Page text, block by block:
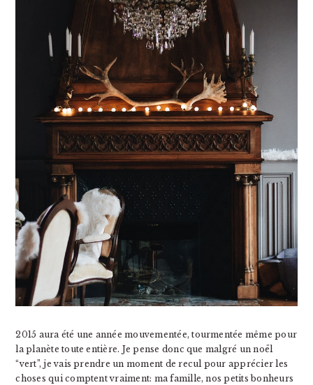
2015 aura été une année mouvementée, tourmentée même pour
la planète toute entière. Je pense donc que malgré un noël
“vert”, je vais prendre un moment de recul pour apprécier les
choses qui comptent vraiment: ma famille, nos petits bonheurs